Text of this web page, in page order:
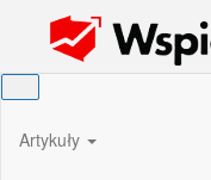
Wspieram Rozwój PL
Artykuły